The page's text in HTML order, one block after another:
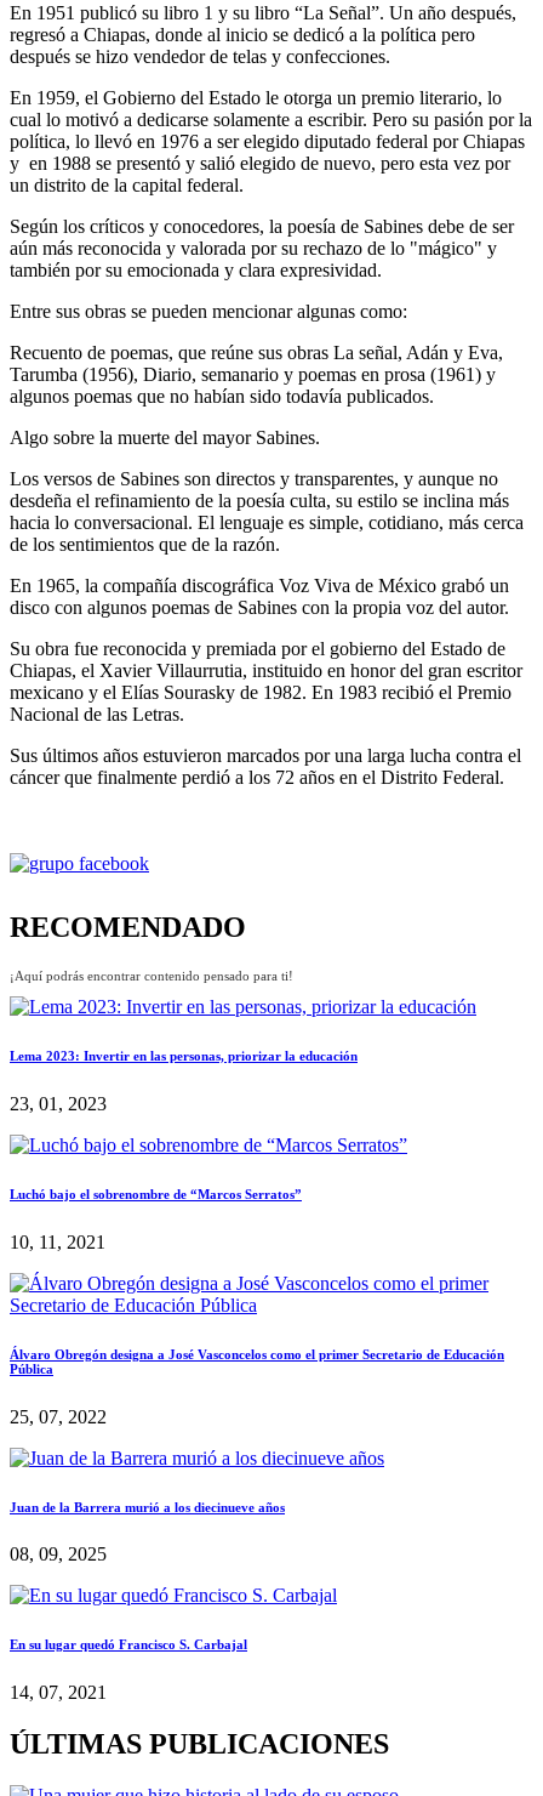
En 1951 publicó su libro 1 y su libro “La Señal”. Un año después,
regresó a Chiapas, donde al inicio se dedicó a la política pero
después se hizo vendedor de telas y confecciones.
En 1959, el Gobierno del Estado le otorga un premio literario, lo
cual lo motivó a dedicarse solamente a escribir. Pero su pasión por la
política, lo llevó en 1976 a ser elegido diputado federal por Chiapas
y en 1988 se presentó y salió elegido de nuevo, pero esta vez por
un distrito de la capital federal.
Según los críticos y conocedores, la poesía de Sabines debe de ser
aún más reconocida y valorada por su rechazo de lo "mágico" y
también por su emocionada y clara expresividad.
Entre sus obras se pueden mencionar algunas como:
Recuento de poemas, que reúne sus obras La señal, Adán y Eva,
Tarumba (1956), Diario, semanario y poemas en prosa (1961) y
algunos poemas que no habían sido todavía publicados.
Algo sobre la muerte del mayor Sabines.
Los versos de Sabines son directos y transparentes, y aunque no
desdeña el refinamiento de la poesía culta, su estilo se inclina más
hacia lo conversacional. El lenguaje es simple, cotidiano, más cerca
de los sentimientos que de la razón.
En 1965, la compañía discográfica Voz Viva de México grabó un
disco con algunos poemas de Sabines con la propia voz del autor.
Su obra fue reconocida y premiada por el gobierno del Estado de
Chiapas, el Xavier Villaurrutia, instituido en honor del gran escritor
mexicano y el Elías Sourasky de 1982. En 1983 recibió el Premio
Nacional de las Letras.
Sus últimos años estuvieron marcados por una larga lucha contra el
cáncer que finalmente perdió a los 72 años en el Distrito Federal.
RECOMENDADO
¡Aquí podrás encontrar contenido pensado para ti!
Lema 2023: Invertir en las personas, priorizar la educación
23, 01, 2023
Luchó bajo el sobrenombre de “Marcos Serratos”
10, 11, 2021
Álvaro Obregón designa a José Vasconcelos como el primer Secretario de Educación
Pública
25, 07, 2022
Juan de la Barrera murió a los diecinueve años
08, 09, 2025
En su lugar quedó Francisco S. Carbajal
14, 07, 2021
ÚLTIMAS PUBLICACIONES